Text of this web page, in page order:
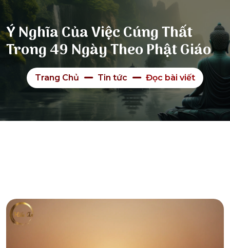
Ý Nghĩa Của Việc Cúng Thất
Trong 49 Ngày Theo Phật Giáo
Trang Chủ Tin tức Đọc bài viết